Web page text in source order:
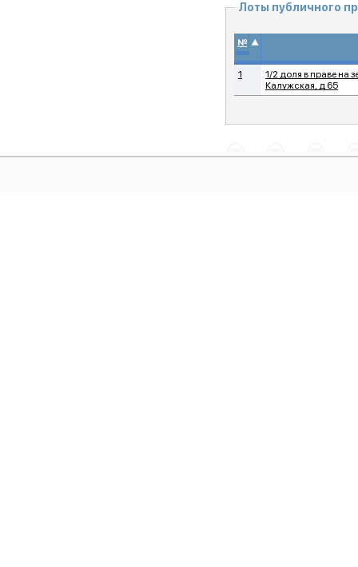
Лоты публичного
№ ▲
1
1/2 доля в праве на
Калужская, д 65